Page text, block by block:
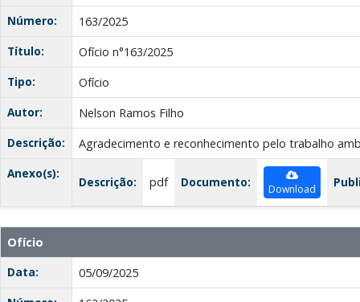
Número:
163/2025
Título:
Ofício n°163/2025
Tipo:
Ofício
Autor:
Nelson Ramos Filho
Descrição:
Agradecimento e reconhecimento pelo trabalho
Anexo(s):
Descrição: pdf Documento: Download
Ofício
Data:
05/09/2025